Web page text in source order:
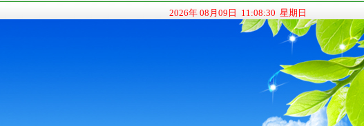
2026年 08月09日 11:08:30 星期日